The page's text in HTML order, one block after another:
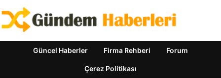
Güncel Haberler Firma Rehberi Forum
Çerez Politikası